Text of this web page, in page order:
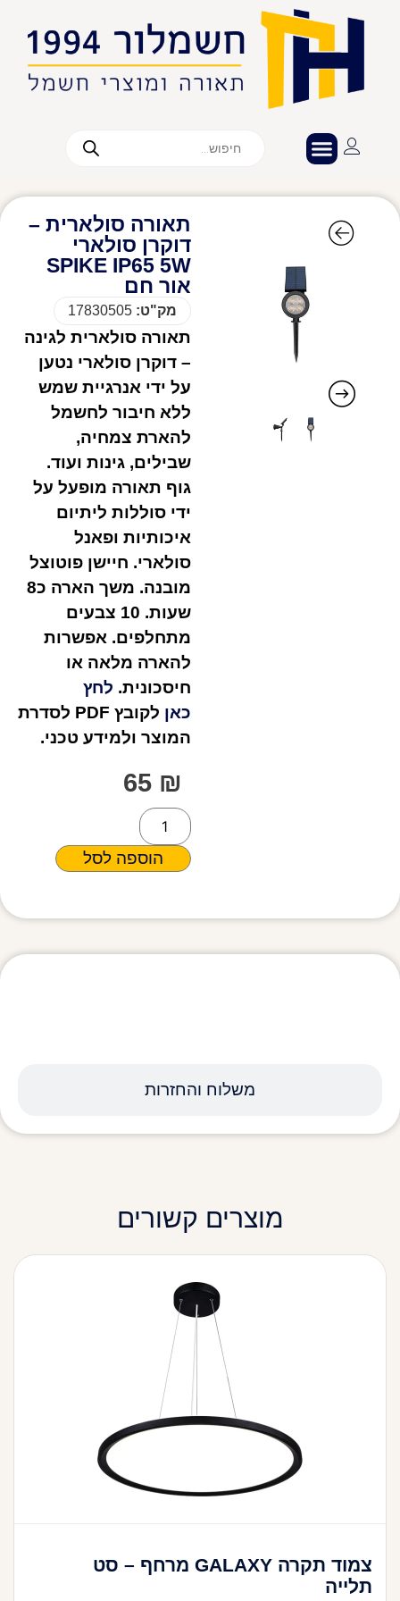
תאורה סולארית –
דוקרן סולארי
SPIKE IP65 5W
אור חם
מק"ט: 17830505
תאורה סולארית לגינה
– דוקרן סולארי נטען
על ידי אנרגיית שמש
ללא חיבור לחשמל
להארת צמחיה,
שבילים, גינות ועוד.
גוף תאורה מופעל על
ידי סוללות ליתיום
איכותיות ופאנל
סולארי. חיישן פוטוצל
מובנה. משך הארה כ8
שעות. 10 צבעים
מתחלפים. אפשרות
להארה מלאה או
חיסכונית. לחץ
כאן
לקובץ PDF לסדרת
המוצר ולמידע טכני.
65 ₪
הוספה לסל
משלוח והחזרות
מוצרים קשורים
צמוד תקרה GALAXY מרחף – סט
תלייה